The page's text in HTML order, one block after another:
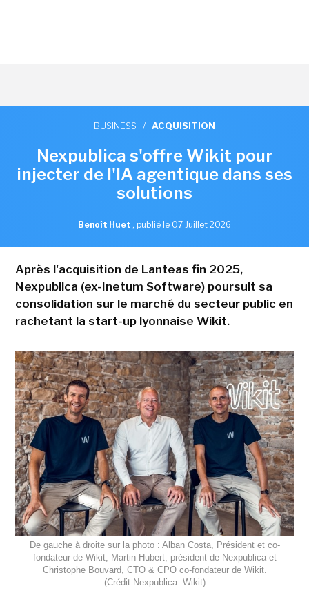
BUSINESS / ACQUISITION
Nexpublica s'offre Wikit pour
injecter de l'IA agentique dans ses
solutions
Benoît Huet , publié le 07 Juillet 2026
Après l'acquisition de Lanteas fin 2025,
Nexpublica (ex-Inetum Software) poursuit sa
consolidation sur le marché du secteur public en
rachetant la start-up lyonnaise Wikit.
De gauche à droite sur la photo : Alban Costa, Président et co-
fondateur de Wikit, Martin Hubert, président de Nexpublica et
Christophe Bouvard, CTO & CPO co-fondateur de Wikit.
(Crédit Nexpublica -Wikit)